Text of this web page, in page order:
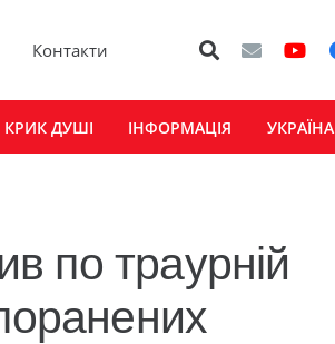
Контакти
КРИК ДУШІ ІНФОРМАЦІЯ УКРАЇНА
по траурній